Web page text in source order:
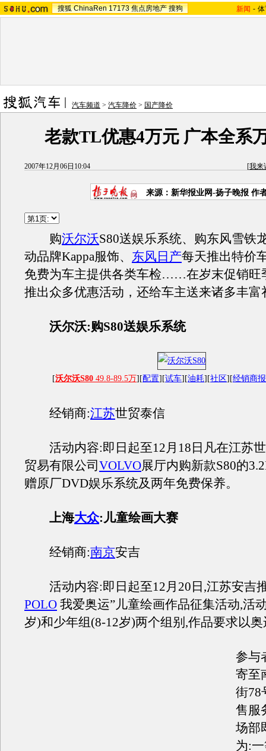
搜狐 ChinaRen 17173 焦点房地产 搜狗 新闻 -
汽车频道 > 汽车降价 > 国产降价
老款TL优惠4万元 广本全系
2007年12月06日10:04 [我来
来源：新华报业网-扬子晚报 作
购沃尔沃S80送娱乐系统、购东风雪铁
动品牌Kappa服饰、 东风日产每天推出特价
免费为车主提供各类车检……在岁末促销旺
推出众多优惠活动，还给车主送来诸多丰富
沃尔沃:购S80送娱乐系统
[沃尔沃S80 49.8-89.5万][配置][试车][油耗][社区][经销商
经销商:江苏世贸泰信
活动内容:即日起至12月18日凡在江苏
贸易有限公司 VOLVO展厅内购新款S80的
赠原厂DVD娱乐系统及两年免费保养。
上海大众:儿童绘画大赛
经销商:南京安吉
活动内容:即日起至12月20日,江苏安吉
POLO 我爱奥运”儿童绘画作品征集活动,活
岁)和少年组(8-12岁)两个组别,作品要求以
参与
寄至
街78
售服
场部
为: